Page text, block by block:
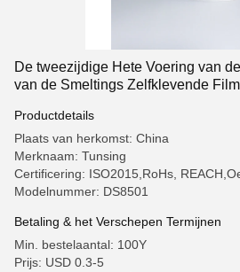
De tweezijdige Hete Voering van
van de Smeltings Zelfklevende
Productdetails
Plaats van herkomst: China
Merknaam: Tunsing
Certificering: ISO2015,RoHs,
Modelnummer: DS8501
Betaling & het Verschepen Termijnen
Min. bestelaantal: 100Y
Prijs: USD 0.3-5